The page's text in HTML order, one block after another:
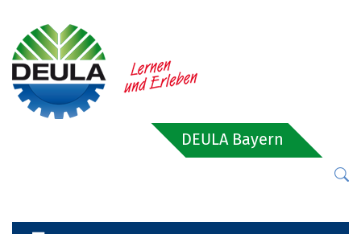
DEULA Bayern